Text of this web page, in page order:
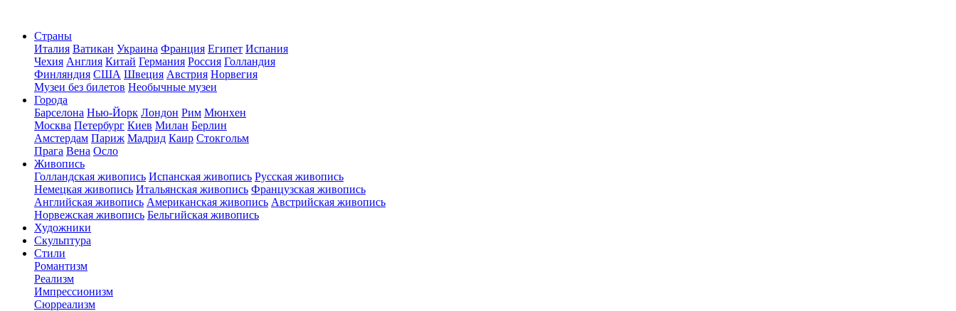
Страны
Италия Ватикан Украина Франция Египет Испания
Чехия Англия Китай Германия Россия Голландия
Финляндия США Швеция Австрия Норвегия
Музеи без билетов Необычные музеи
Города
Барселона Нью-Йорк Лондон Рим Мюнхен
Москва Петербург Киев Милан Берлин
Амстердам Париж Мадрид Каир Стокгольм
Прага Вена Осло
Живопись
Голландская живопись Испанская живопись Русская живопись
Немецкая живопись Итальянская живопись Французская живопись
Английская живопись Американская живопись Австрийская живопись
Норвежская живопись Бельгийская живопись
Художники
Скульптура
Стили
Романтизм
Реализм
Импрессионизм
Сюрреализм